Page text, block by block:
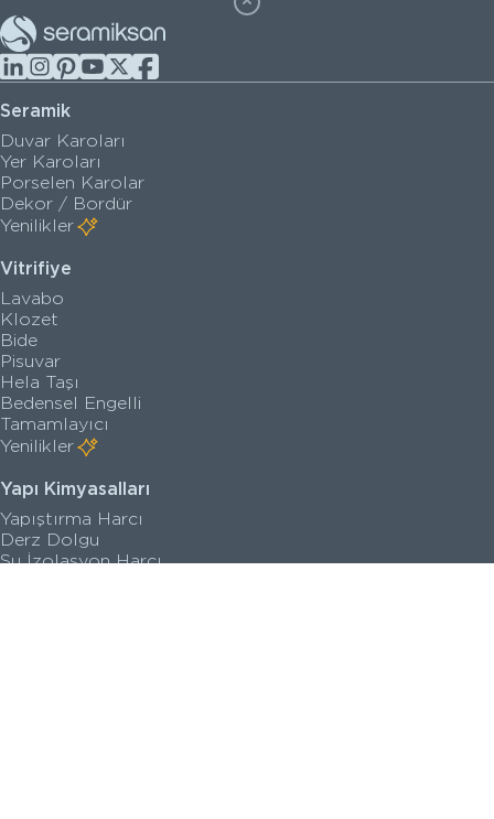
Seramik
Duvar Karoları
Yer Karoları
Porselen Karolar
Dekor / Bordür
Yenilikler
Vitrifiye
Lavabo
Klozet
Bide
Pisuvar
Hela Taşı
Bedensel Engelli
Tamamlayıcı
Yenilikler
Yapı Kimyasalları
Yapıştırma Harcı
Derz Dolgu
Su İzolasyon Harcı